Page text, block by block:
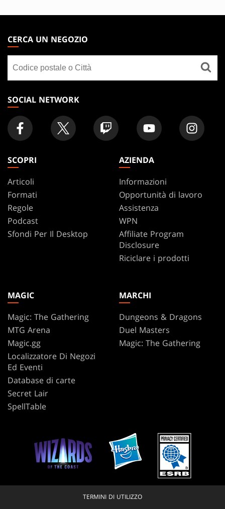
THE
GATHERING
FOOTER
CERCA UN NEGOZIO
un
negozio
SOCIAL NETWORK
SCOPRI
Articoli
Formati
Regole
Podcast
Sfondi Per Il Desktop
AZIENDA
Informazioni
Opportunità di lavoro
Assistenza
WPN
Affiliate Program
Disclosure
Riciclare i prodotti
MAGIC
Magic: The Gathering
MTG Arena
Magic.gg
Localizzatore Di Negozi
Ed Eventi
Database di carte
Secret Lair
SpellTable
MARCHI
Dungeons & Dragons
Duel Masters
Magic: The Gathering
TERMINI DI UTILIZZO